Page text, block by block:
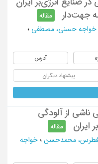
جهت‌دار
مقاله
خواجه حسنی، مصطفی ؛
آدرس
پیشنهاد دیگران
از آلودگی
ایران
مقاله
محمدحسن ؛ خواجه